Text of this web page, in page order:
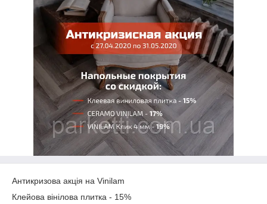
Антикризова акція на Vinilam
Клейова вінілова плитка - 15%